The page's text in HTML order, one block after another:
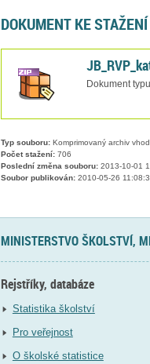
DOKUMENT KE STAŽENÍ
Dokument
Typ souboru:Komprimovaný archiv
Počet stažení:706
Poslední změna souboru:2013-10-01
Soubor publikován:2010-05-26
MINISTERSTVO ŠKOLSTVÍ,
Rejstříky, databáze
Statistika školství
Pro veřejnost
O školské statistice